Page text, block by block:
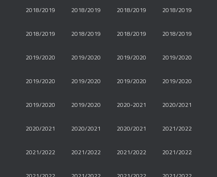
2018/2019 2018/2019 2018/2019 2018/2019
2018/2019 2018/2019 2018/2019 2018/2019
2019/2020 2019/2020 2019/2020 2019/2020
2019/2020 2019/2020 2019/2020 2019/2020
2019/2020 2019/2020 2020-2021 2020/2021
2020/2021 2020/2021 2020/2021 2021/2022
2021/2022 2021/2022 2021/2022 2021/2022